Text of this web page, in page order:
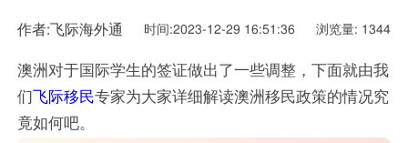
作者:飞际海外通 时间:2023-12-29 16:51:36 浏览量: 1344
澳洲对于国际学生的签证做出了一些调整，下面就由我
们
飞际移民专家为大家详细解读澳洲移民政策的情况究
竟如何吧。